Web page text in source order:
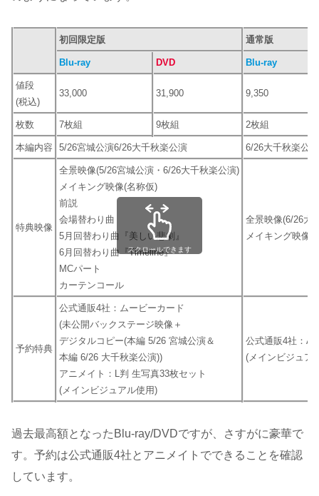
初回限定版 通常版
Blu-ray DVD Blu-ray
値段
(税込)
33,000 31,900 9,350
枚数 7枚組 9枚組 2枚組
本編内容 5/26宮城公演6/26大千秋楽公演 6/26大千秋楽公演
特典映像
全景映像(5/26宮城公演・6/26大千秋楽公演)
メイキング映像(名称仮)
前説
会場替わり曲
5月回替わり曲『美しい悲劇』
6月回替わり曲『Timeline』
MCパート
カーテンコール
全景映像(6/26大
メイキング映像(
予約特典
公式通販4社：ムービーカード
(未公開バックステージ映像＋
デジタルコピー(本編 5/26 宮城公演＆
本編 6/26 大千秋楽公演))
アニメイト：L判 生写真33枚セット
(メインビジュアル使用)
公式通販4社：
(メインビジュア
スクロールできます
過去最高額となったBlu-ray/DVDですが、さすがに豪華で
す。予約は公式通販4社とアニメイトでできることを確認
しています。